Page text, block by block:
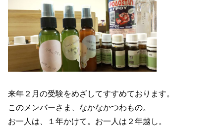
来年２月の受験をめざしてすすめております。
このメンバーさま、なかなかつわもの。
お一人は、１年かけて。お一人は２年越し。